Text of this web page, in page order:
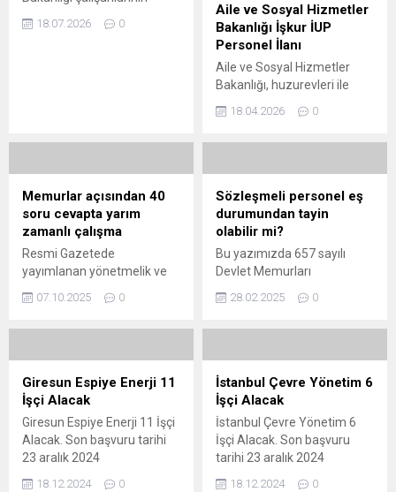
yöneticileri ve sorun çözme
18.07.2026 0
Aile ve Sosyal Hizmetler
Bakanlığı İşkur İUP
Personel İlanı
Aile ve Sosyal Hizmetler
Bakanlığı, huzurevleri ile
kuruluşlarında
süreci başlattı. Türkiye
genelinde bir çok ilde
gerçekleştirilecek alım
kapsamında toplam işçi ve
edilecek. Başvuruların KPSS
şartı aranmaksızın alınacak
olması ve yerleştirmenin
olması, süreci geniş bir...
18.04.2026 0
Memurlar açısından 40
soru cevapta yarım
zamanlı çalışma
Resmi Gazetede
yayımlanan yönetmelik ve
özelinde yarım zamanlı
memurlar.net ziyaretçilerine
sunuyoruz.
07.10.2025 0
Sözleşmeli personel eş
durumundan tayin
olabilir mi?
Bu yazımızda 657 sayılı
Devlet Memurları
göre istihdam edilen
değişikliğinin ve birimler
arası aktarımının nasıl
yapılacağı konusunda
açıklamalarda
bulunulacaktır.
28.02.2025 0
Giresun Espiye Enerji 11
İşçi Alacak
Giresun Espiye Enerji 11 İşçi
Alacak. Son başvuru tarihi
23 aralık 2024
18.12.2024 0
İstanbul Çevre Yönetim 6
İşçi Alacak
İstanbul Çevre Yönetim 6
İşçi Alacak. Son başvuru
tarihi 23 aralık 2024
18.12.2024 0